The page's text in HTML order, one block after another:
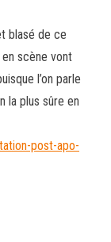
blasé de ce
scène vont
l’on parle
la plus sûre en
post-apo-